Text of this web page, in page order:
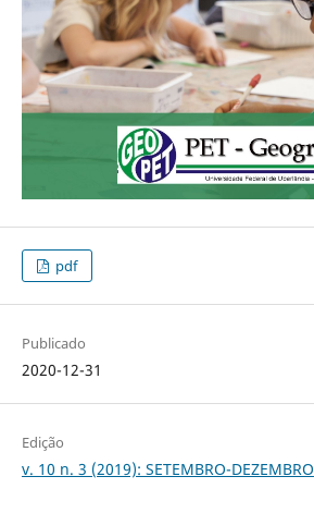
pdf
Publicado
2020-12-31
Edição
v. 10 n. 3 (2019): SETEMBRO-DEZEMBRO